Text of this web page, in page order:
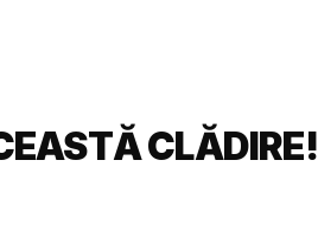
CLĂDIRE!